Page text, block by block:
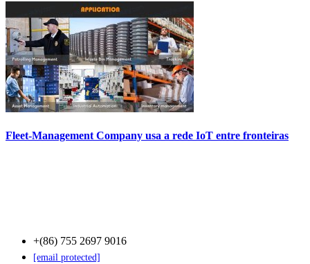
Fleet-Management Company usa a rede IoT entre fronteiras
+(86) 755 2697 9016
[email protected]